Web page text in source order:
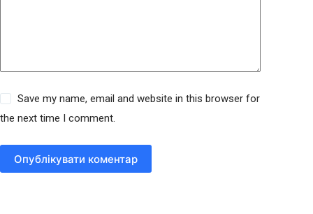
Save my name, email and website in this browser for
the next time I comment.
Опублікувати коментар